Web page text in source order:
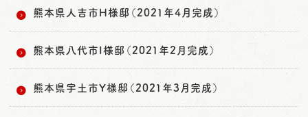
熊本県人吉市H様邸（2021年4月完成）
熊本県八代市I様邸（2021年2月完成）
熊本県宇土市Y様邸（2021年3月完成）